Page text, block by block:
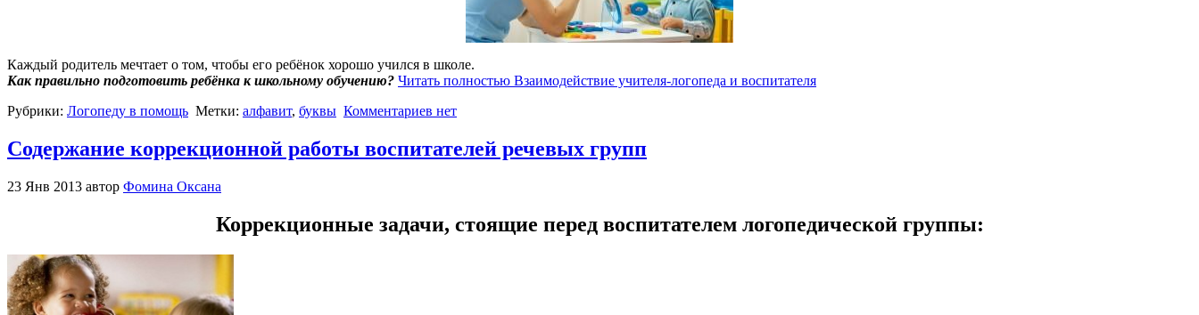
Каждый родитель мечтает о том, чтобы его ребёнок хорошо учился в школе.
Как правильно подготовить ребёнка к школьному обучению? Читать полностью Взаимодействие учителя-логопеда и воспитателя
Рубрики: Логопеду в помощь Метки: алфавит, буквы Комментариев нет
Содержание коррекционной работы воспитателей речевых групп
23 Янв 2013 автор Фомина Оксана
Коррекционные задачи, стоящие перед воспитателем логопедической группы: